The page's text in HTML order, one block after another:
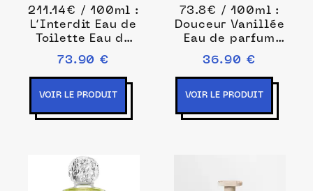
211.14€ / 100ml :
L’Interdit Eau de
Toilette Eau de
toilette 35 ml
female
73.90 €
VOIR LE PRODUIT
73.8€ / 100ml :
Douceur Vanillée
Eau de parfum
50 ml female
36.90 €
VOIR LE PRODUIT